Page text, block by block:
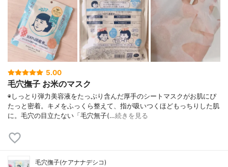
5.00
毛穴撫子 お米のマスク
◉しっとり弾力美容液をたっぷり含んだ厚手のシートマスクがお肌にぴ
たっと密着。キメをふっくら整えて、指が吸いつくほどもっちりした肌
に。毛穴の目立たない「毛穴無子(…続きを見る
毛穴撫子(ケアナナデシコ)